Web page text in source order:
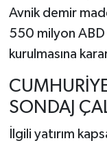
Avnik demir
550 milyon ABD
kurulmasına
SONDAJ
İlgili yatırım